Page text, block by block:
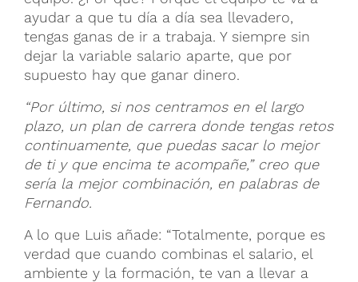
ayudar a que tu día a día sea llevadero,
tengas ganas de ir a trabaja. Y siempre sin
dejar la variable salario aparte, que por
supuesto hay que ganar dinero.
“Por último, si nos centramos en el largo
plazo, un plan de carrera donde tengas retos
continuamente, que puedas sacar lo mejor
de ti y que encima te acompañe,” creo que
sería la mejor combinación, en palabras de
Fernando.
A lo que Luis añade: “Totalmente, porque es
verdad que cuando combinas el salario, el
ambiente y la formación, te van a llevar a